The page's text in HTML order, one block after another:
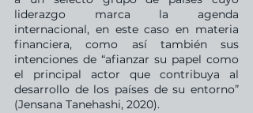
liderazgo marca la agenda
internacional, en este caso en materia
financiera, como así también sus
intenciones de “afianzar su papel como
el principal actor que contribuya al
desarrollo de los países de su entorno”
(Jensana Tanehashi, 2020).